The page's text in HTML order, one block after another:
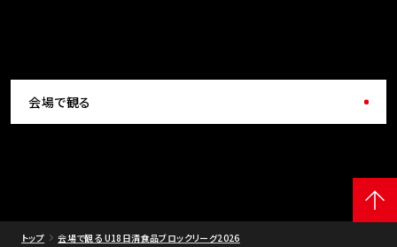
会場で観る
トップ 会場で観る U18日清食品ブロックリーグ2026